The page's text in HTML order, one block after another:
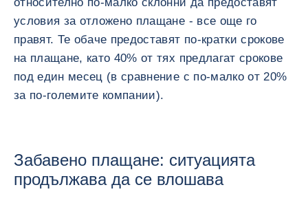
условия за отложено плащане - все още го
правят. Те обаче предоставят по-кратки срокове
на плащане, като 40% от тях предлагат срокове
под един месец (в сравнение с по-малко от 20%
за по-големите компании).
Забавено плащане: ситуацията
продължава да се влошава